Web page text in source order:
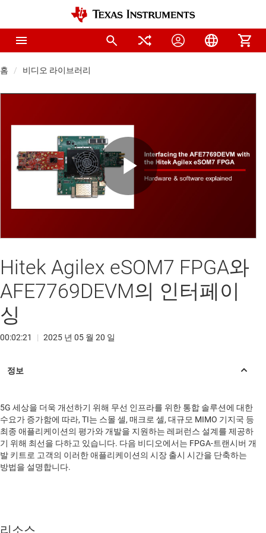
홈 비디오 라이브러리
Play
Video
Hitek Agilex eSOM7 FPGA와
AFE7769DEVM의 인터페이
싱
00:02:21 | 2025 년 05 월 20 일
5G 세상을 더욱 개선하기 위해 무선 인프라를 위한 통합 솔루션에 대한
수요가 증가함에 따라, TI는 스몰 셀, 매크로 셀, 대규모 MIMO 기지국 등
최종 애플리케이션의 평가와 개발을 지원하는 레퍼런스 설계를 제공하
기 위해 최선을 다하고 있습니다. 다음 비디오에서는 FPGA-트랜시버 개
발 키트로 고객의 이러한 애플리케이션의 시장 출시 시간을 단축하는
방법을 설명합니다.